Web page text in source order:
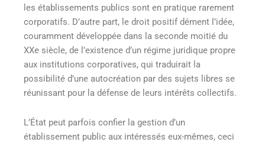
les établissements publics sont en pratique rarement
corporatifs. D’autre part, le droit positif dément l’idée,
couramment développée dans la seconde moitié du
XXe siècle, de l’existence d’un régime juridique propre
aux institutions corporatives, qui traduirait la
possibilité d’une autocréation par des sujets libres se
réunissant pour la défense de leurs intérêts collectifs.
L’État peut parfois confier la gestion d’un
établissement public aux intéressés eux-mêmes, ceci